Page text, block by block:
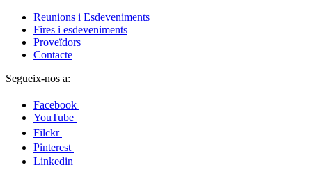
Reunions i Esdeveniments
Fires i esdeveniments
Proveïdors
Contacte
Segueix-nos a:
Facebook
YouTube
Filckr
Pinterest
Linkedin